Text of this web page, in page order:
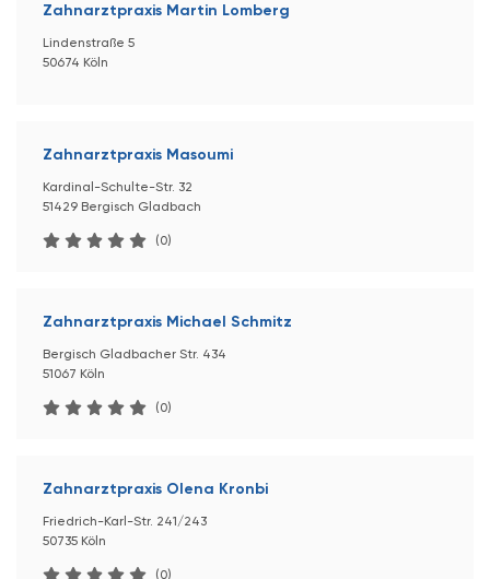
Zahnarztpraxis Martin Lomberg
Lindenstraße 5
50674 Köln
Zahnarztpraxis Masoumi
Kardinal-Schulte-Str. 32
51429 Bergisch Gladbach
(0)
Zahnarztpraxis Michael Schmitz
Bergisch Gladbacher Str. 434
51067 Köln
(0)
Zahnarztpraxis Olena Kronbi
Friedrich-Karl-Str. 241/243
50735 Köln
(0)